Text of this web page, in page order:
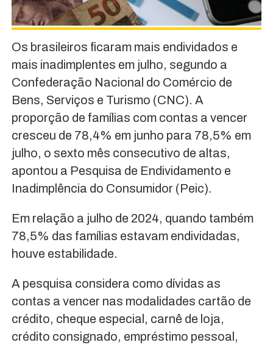
Os brasileiros ficaram mais endividados e
mais inadimplentes em julho, segundo a
Confederação Nacional do Comércio de
Bens, Serviços e Turismo (CNC). A
proporção de famílias com contas a vencer
cresceu de 78,4% em junho para 78,5% em
julho, o sexto mês consecutivo de altas,
apontou a Pesquisa de Endividamento e
Inadimplência do Consumidor (Peic).
Em relação a julho de 2024, quando também
78,5% das famílias estavam endividadas,
houve estabilidade.
A pesquisa considera como dívidas as
contas a vencer nas modalidades cartão de
crédito, cheque especial, carnê de loja,
crédito consignado, empréstimo pessoal,